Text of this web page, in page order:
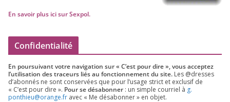
En savoir plus ici sur Sexpol.
Confidentialité
En pour­sui­vant votre navi­ga­tion sur « C’est pour dire », vous accep­tez
l’utilisation des tra­ceurs liés au fonc­tion­ne­ment du site. Les @dresses
d’a­bon­nés ne sont conser­vées que pour l’u­sage strict et exclu­sif de
« C’est pour dire ». Pour se désa­bon­ner : un simple cour­riel à g.​
ponthieu@​orange.​fr avec « Me désa­bon­ner » en objet.